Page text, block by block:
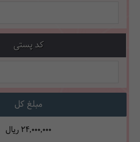
کد پستی
مبلغ کل
24,000,000 ریال